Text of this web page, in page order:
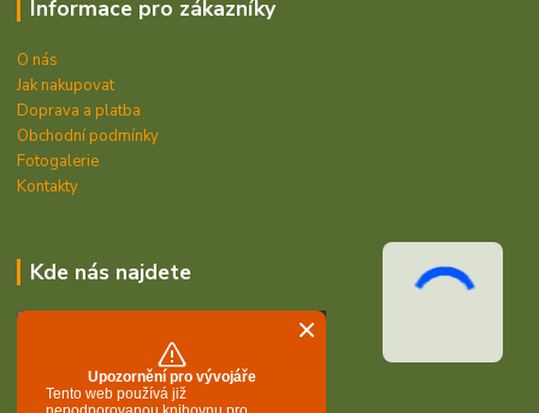
Informace pro zákazníky
O nás
Jak nakupovat
Doprava a platba
Obchodní podmínky
Fotogalerie
Kontakty
Kde nás najdete